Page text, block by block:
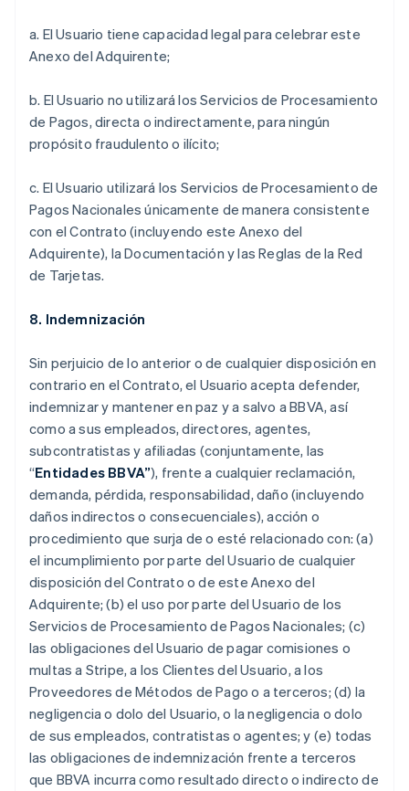
a. El Usuario tiene capacidad legal para celebrar este
Anexo del Adquirente;
b. El Usuario no utilizará los Servicios de Procesamiento
de Pagos, directa o indirectamente, para ningún
propósito fraudulento o ilícito;
c. El Usuario utilizará los Servicios de Procesamiento de
Pagos Nacionales únicamente de manera consistente
con el Contrato (incluyendo este Anexo del
Adquirente), la Documentación y las Reglas de la Red
de Tarjetas.
8. Indemnización
Sin perjuicio de lo anterior o de cualquier disposición en
contrario en el Contrato, el Usuario acepta defender,
indemnizar y mantener en paz y a salvo a BBVA, así
como a sus empleados, directores, agentes,
subcontratistas y afiliadas (conjuntamente, las
“Entidades BBVA”), frente a cualquier reclamación,
demanda, pérdida, responsabilidad, daño (incluyendo
daños indirectos o consecuenciales), acción o
procedimiento que surja de o esté relacionado con: (a)
el incumplimiento por parte del Usuario de cualquier
disposición del Contrato o de este Anexo del
Adquirente; (b) el uso por parte del Usuario de los
Servicios de Procesamiento de Pagos Nacionales; (c)
las obligaciones del Usuario de pagar comisiones o
multas a Stripe, a los Clientes del Usuario, a los
Proveedores de Métodos de Pago o a terceros; (d) la
negligencia o dolo del Usuario, o la negligencia o dolo
de sus empleados, contratistas o agentes; y (e) todas
las obligaciones de indemnización frente a terceros
que BBVA incurra como resultado directo o indirecto de